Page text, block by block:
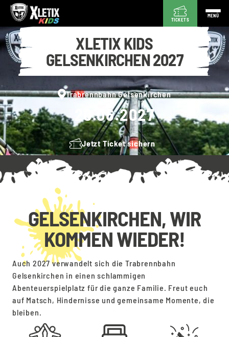
TICKETS
MENÜ
XLETIX KIDS
GELSENKIRCHEN 2027
Trabrennbahn Gelsenkirchen
20.06.2027
Jetzt Ticket sichern
GELSENKIRCHEN, WIR
KOMMEN WIEDER!
Auch 2027 verwandelt sich die Trabrennbahn
Gelsenkirchen in einen schlammigen
Abenteuerspielplatz für die ganze Familie. Freut euch
auf Matsch, Hindernisse und gemeinsame Momente, die
bleiben.